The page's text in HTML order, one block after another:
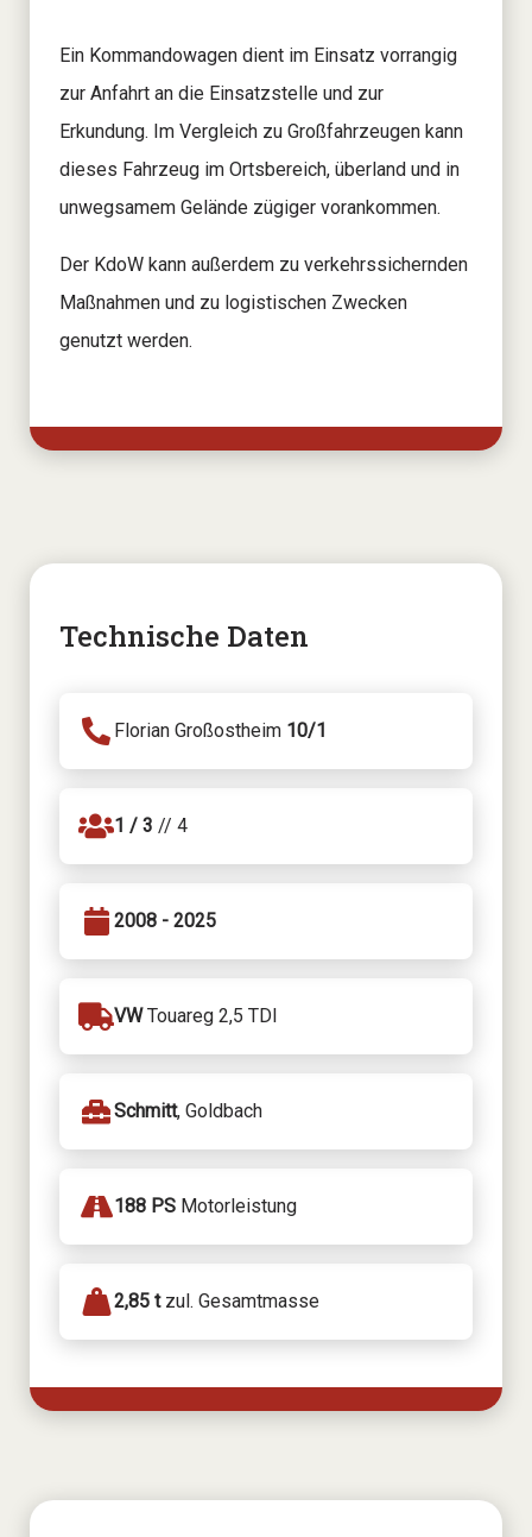
Ein Kommandowagen dient im Einsatz vorrangig
zur Anfahrt an die Einsatzstelle und zur
Erkundung. Im Vergleich zu Großfahrzeugen kann
dieses Fahrzeug im Ortsbereich, überland und in
unwegsamem Gelände zügiger vorankommen.
Der KdoW kann außerdem zu verkehrssichernden
Maßnahmen und zu logistischen Zwecken
genutzt werden.
Technische Daten
Florian Großostheim 10/1
1 / 3 // 4
2008 - 2025
VWTouareg 2,5 TDI
Schmitt, Goldbach
188 PS Motorleistung
2,85 tzul. Gesamtmasse